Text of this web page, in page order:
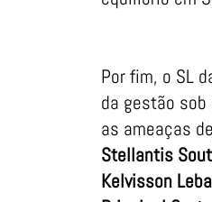
Por fim, o SL
da gestão
as ameaças
Stellantis
Kelvisson